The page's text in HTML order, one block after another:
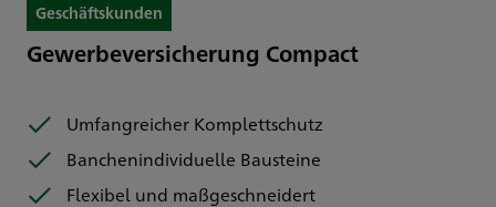
Geschäftskunden
Gewerbeversicherung Compact
Umfangreicher Komplettschutz
Banchenindividuelle Bausteine
Flexibel und maßgeschneidert